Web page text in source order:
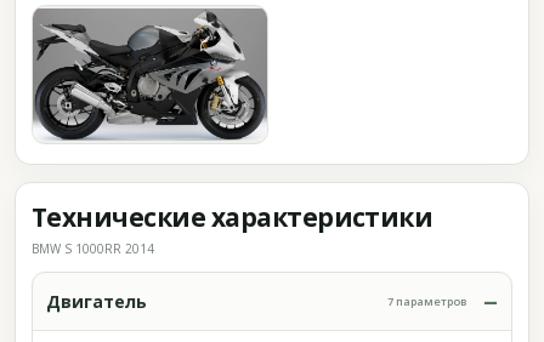
Технические характеристики
BMW S 1000RR 2014
Двигатель 7 параметров